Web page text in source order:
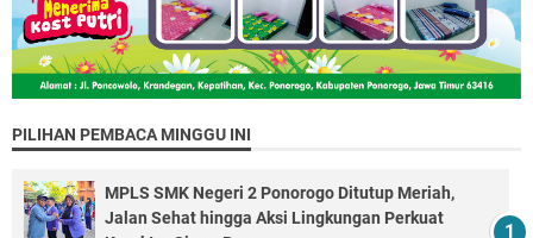
PILIHAN PEMBACA MINGGU INI
MPLS SMK Negeri 2 Ponorogo Ditutup Meriah,
Jalan Sehat hingga Aksi Lingkungan Perkuat